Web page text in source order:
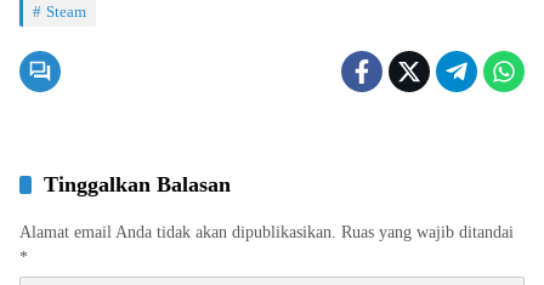
Steam
Tinggalkan Balasan
Alamat email Anda tidak akan dipublikasikan. Ruas yang wajib ditandai
*